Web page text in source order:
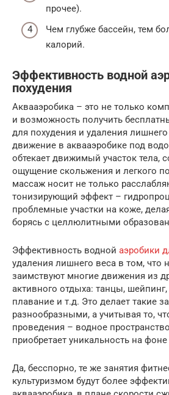
прочее).
Чем глубже бассейн, тем
калорий.
Эффективность водной
похудения
Аквааэробика – это не только
и возможность получить
для похудения и удаления
движение в аквааэробике под
обтекает движимый участок тела,
ощущение скольжения и легкого
массаж носит не только
тонизирующий эффект –
проблемные участки на коже,
борясь с целлюлитными
Эффективность водной аэробики
удаления лишнего веса в том, что
заимствуют многие движения из
активного отдыха: танцы, шейпинг,
плавание и т.д. Это делает такие
разнообразными, а учитывая то,
проведения – водное
приобретает уникальность на
Да, бесспорно, те же занятия
культуризмом будут более